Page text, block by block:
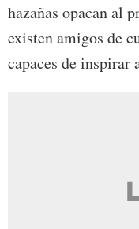
hazañas opacan al
existen amigos de
capaces de inspirar